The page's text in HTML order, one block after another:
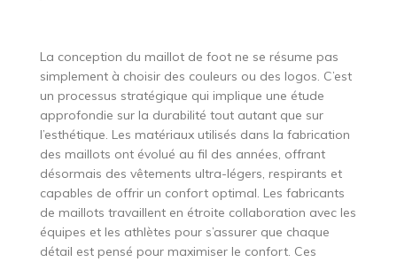
La conception du maillot de foot ne se résume pas
simplement à choisir des couleurs ou des logos. C’est
un processus stratégique qui implique une étude
approfondie sur la durabilité tout autant que sur
l’esthétique. Les matériaux utilisés dans la fabrication
des maillots ont évolué au fil des années, offrant
désormais des vêtements ultra-légers, respirants et
capables de offrir un confort optimal. Les fabricants
de maillots travaillent en étroite collaboration avec les
équipes et les athlètes pour s’assurer que chaque
détail est pensé pour maximiser le confort. Ces